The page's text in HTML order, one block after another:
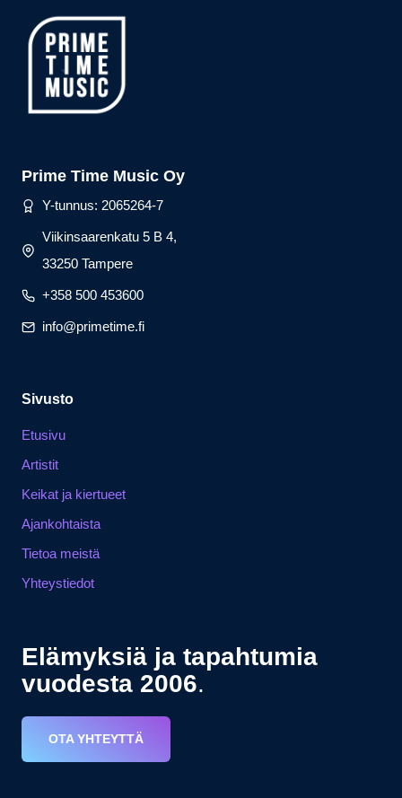
Prime Time Music Oy
Y-tunnus: 2065264-7
Viikinsaarenkatu 5 B 4,
33250 Tampere
+358 500 453600
info@primetime.fi
Sivusto
Etusivu
Artistit
Keikat ja kiertueet
Ajankohtaista
Tietoa meistä
Yhteystiedot
Elämyksiä ja tapahtumia
vuodesta 2006.
OTA YHTEYTTÄ